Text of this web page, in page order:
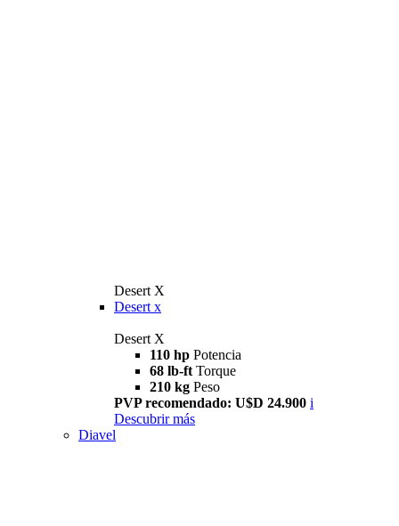
Desert X
Desert x
Desert X
110 hp Potencia
68 lb-ft Torque
210 kg Peso
PVP recomendado: U$D 24.900 i
Descubrir más
Diavel